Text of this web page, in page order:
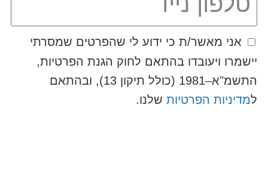
אני מאשר/ת כי ידוע לי שהפרטים שמסרתי
יישמרו ויעובדו בהתאם לחוק הגנת הפרטיות,
התשמ"א–1981 (כולל תיקון 13), ובהתאם
למדיניות הפרטיותשלנו.